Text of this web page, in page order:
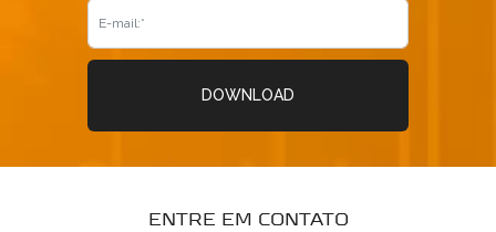
DOWNLOAD
ENTRE EM CONTATO